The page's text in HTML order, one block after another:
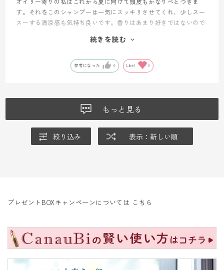
す。それをこのシャンプーは一気にスッキリさせてくれ、少しスー
スーする清涼感も気持ち良いです。香りはあまり好きではないので
る使用感、香りです。トリートメントははっきり言って、これで大
いうわけではないのですが、髪を乾かすととてもサラサラしている
ことに気が付きます。ここのところ最安値がずっと続いているので
続きを読む
参考になった 0 Like! 0
もっと見る
絞り込み 表示：新しい順
プレゼントBOXキャンペーンについては こちら